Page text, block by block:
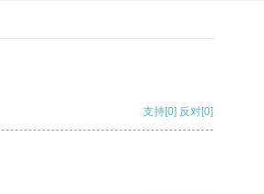
支持[0] 反对[0]